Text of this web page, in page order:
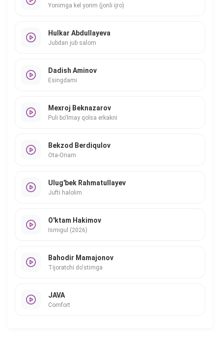
Yonimga kel yorim (jonli ijro)
Hulkar Abdullayeva
Jubdan jub salom
Dadish Aminov
Esingdami
Mexroj Beknazarov
Puli bo'lmay qolsa erkakni
Bekzod Berdiqulov
Ota-Onam
Ulug'bek Rahmatullayev
Jufti halolim
O'ktam Hakimov
Ismigul (2026)
Bahodir Mamajonov
Tijoratchi do'stimga
JAVA
Comfort